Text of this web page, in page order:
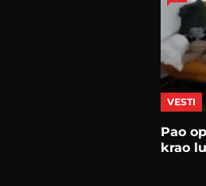
VESTI
Pao
krao